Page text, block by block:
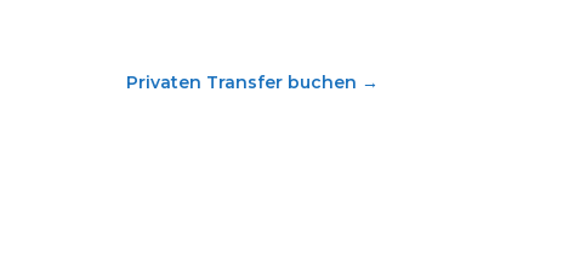
Privaten Transfer buchen →